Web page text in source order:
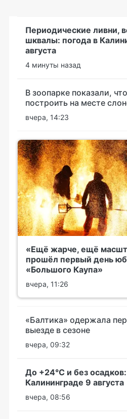
Периодические ливни,
шквалы: погода в
августа
4 минуты назад
В зоопарке показали,
построить на месте
вчера, 14:23
«Ещё жарче, ещё
прошёл первый день
«Большого Каупа»
вчера, 11:26
«Балтика» одержала
выезде в сезоне
вчера, 09:32
До +24°С и без
Калининграде 9 августа
вчера, 08:56